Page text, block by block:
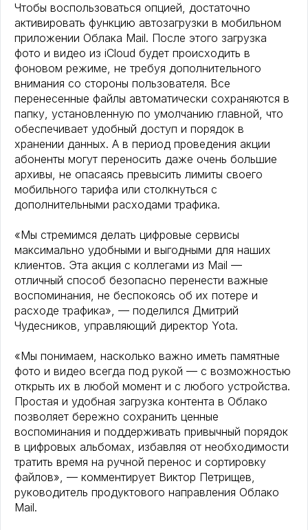
Чтобы воспользоваться опцией, достаточно
активировать функцию автозагрузки в мобильном
приложении Облака Mail. После этого загрузка
фото и видео из iCloud будет происходить в
фоновом режиме, не требуя дополнительного
внимания со стороны пользователя. Все
перенесенные файлы автоматически сохраняются в
папку, установленную по умолчанию главной, что
обеспечивает удобный доступ и порядок в
хранении данных. А в период проведения акции
абоненты могут переносить даже очень большие
архивы, не опасаясь превысить лимиты своего
мобильного тарифа или столкнуться с
дополнительными расходами трафика.
«Мы стремимся делать цифровые сервисы
максимально удобными и выгодными для наших
клиентов. Эта акция с коллегами из Mail —
отличный способ безопасно перенести важные
воспоминания, не беспокоясь об их потере и
расходе трафика», — поделился Дмитрий
Чудесников, управляющий директор Yota.
«Мы понимаем, насколько важно иметь памятные
фото и видео всегда под рукой — с возможностью
открыть их в любой момент и с любого устройства.
Простая и удобная загрузка контента в Облако
позволяет бережно сохранить ценные
воспоминания и поддерживать привычный порядок
в цифровых альбомах, избавляя от необходимости
тратить время на ручной перенос и сортировку
файлов», — комментирует Виктор Петрищев,
руководитель продуктового направления Облако
Mail.